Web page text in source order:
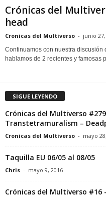
Crónicas del
head
Cronicas del Multiverso - junio
Continuamos con nuestra discusión
hablamos de 2 recientes y famosas
SIGUE LEYENDO
Crónicas del Multiverso
Transtetramuralism –
Cronicas del Multiverso - mayo
Taquilla EU 06/05 al 08/05
Chris - mayo 9, 2016
Crónicas del Multiverso #16